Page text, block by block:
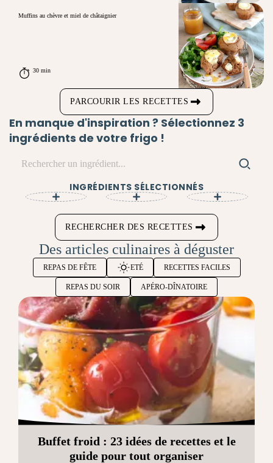
Muffins au chèvre et miel de châtaignier
30 min
PARCOURIR LES RECETTES
En manque d'inspiration ? Sélectionnez 3
ingrédients de votre frigo !
INGRÉDIENTS SÉLECTIONNÉS
RECHERCHER DES RECETTES
Des articles culinaires à déguster
REPAS DE FÊTE ETÉ RECETTES FACILES
REPAS DU SOIR APÉRO-DÎNATOIRE
Buffet froid : 23 idées de recettes et le
guide pour tout organiser